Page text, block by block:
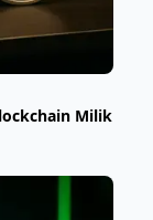
Milik